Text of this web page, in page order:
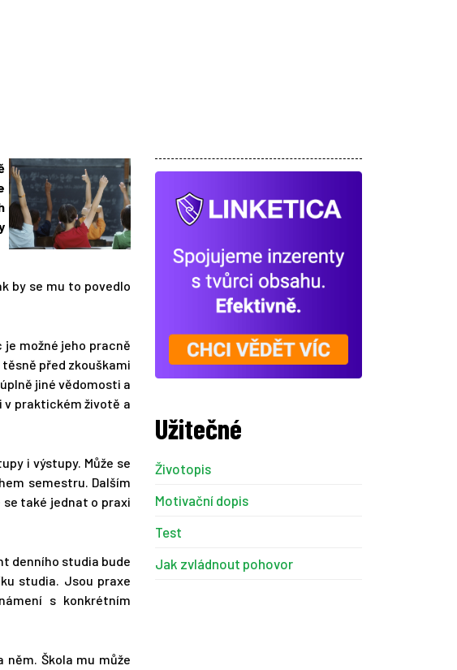
by se mu to povedlo
je možné jeho pracně
před zkouškami
jiné vědomosti a
v praktickém životě a
i výstupy. Může se
semestru. Dalším
také jednat o praxi
denního studia bude
studia. Jsou praxe
s konkrétním
Škola mu může
Užitečné
Životopis
Motivační dopis
Test
Jak zvládnout pohovor